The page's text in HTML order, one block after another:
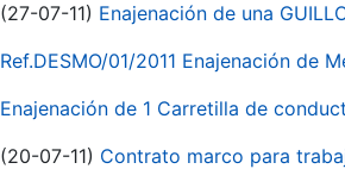
(27-07-11) Enajenación de una
Ref.DESMO/01/2011 Enajenación de
Enajenación de 1 Carretilla de
(20-07-11) Contrato marco para